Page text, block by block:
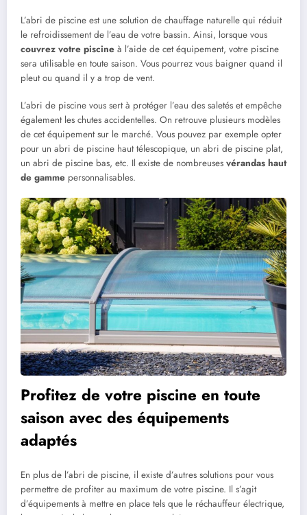
L’abri de piscine est une solution de chauffage naturelle qui réduit
le refroidissement de l’eau de votre bassin. Ainsi, lorsque vous
couvrez votre piscine à l’aide de cet équipement, votre piscine
sera utilisable en toute saison. Vous pourrez vous baigner quand il
pleut ou quand il y a trop de vent.
L’abri de piscine vous sert à protéger l’eau des saletés et empêche
également les chutes accidentelles. On retrouve plusieurs modèles
de cet équipement sur le marché. Vous pouvez par exemple opter
pour un abri de piscine haut télescopique, un abri de piscine plat,
un abri de piscine bas, etc. Il existe de nombreuses vérandas haut
de gamme personnalisables.
Profitez de votre piscine en toute
saison avec des équipements
adaptés
En plus de l’abri de piscine, il existe d’autres solutions pour vous
permettre de profiter au maximum de votre piscine. Il s’agit
d’équipements à mettre en place tels que le réchauffeur électrique,